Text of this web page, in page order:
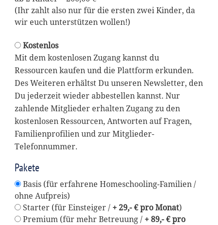
(Ihr zahlt also nur für die ersten zwei Kinder, da
wir euch unterstützen wollen!)
Kostenlos
Mit dem kostenlosen Zugang kannst du
Ressourcen kaufen und die Plattform erkunden.
Des Weiteren erhältst Du unseren Newsletter, den
Du jederzeit wieder abbestellen kannst. Nur
zahlende Mitglieder erhalten Zugang zu den
kostenlosen Ressourcen, Antworten auf Fragen,
Familienprofilien und zur Mitglieder-
Telefonnummer.
Pakete
Basis (für erfahrene Homeschooling-Familien /
ohne Aufpreis)
Starter (für Einsteiger / + 29,- € pro Monat)
Premium (für mehr Betreuung / + 89,- € pro